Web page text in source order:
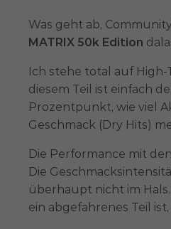
Was geht ab,
MATRIX 50k Edition
Ich stehe total auf High-
diesem Teil ist einfach
Prozentpunkt, wie viel
Geschmack (Dry Hits)
Die Performance mit
Die
überhaupt nicht im
ein abgefahrenes Teil